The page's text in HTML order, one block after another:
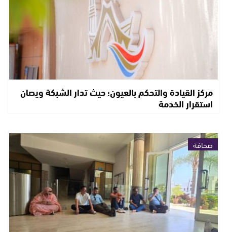
مركز القيادة والتحكم بالعيون؛ حيث تدار الشبكة ويصان
استقرار الخدمة
صحافة